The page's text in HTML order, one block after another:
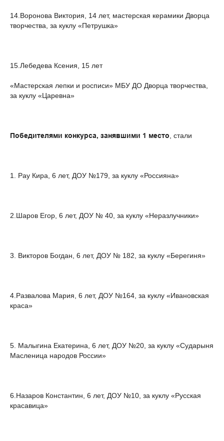
14.Воронова Виктория, 14 лет, мастерская керамики Дворца
творчества, за куклу «Петрушка»
15.Лебедева Ксения, 15 лет
«Мастерская лепки и росписи» МБУ ДО Дворца творчества,
за куклу «Царевна»
Победителями конкурса, занявшими 1 место , стали
1. Рау Кира, 6 лет, ДОУ №179, за куклу «Россияна»
2.Шаров Егор, 6 лет, ДОУ № 40, за куклу «Неразлучники»
3. Викторов Богдан, 6 лет, ДОУ № 182, за куклу «Берегиня»
4.Развалова Мария, 6 лет, ДОУ №164, за куклу «Ивановская
краса»
5. Малыгина Екатерина, 6 лет, ДОУ №20, за куклу «Сударыня
Масленица народов России»
6.Назаров Константин, 6 лет, ДОУ №10, за куклу «Русская
красавица»